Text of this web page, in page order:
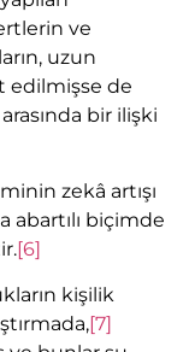
ve
uzun
edilmişse de
bir ilişki
zekâ artışı
abartılı biçimde
[6]
kişilik
[7]